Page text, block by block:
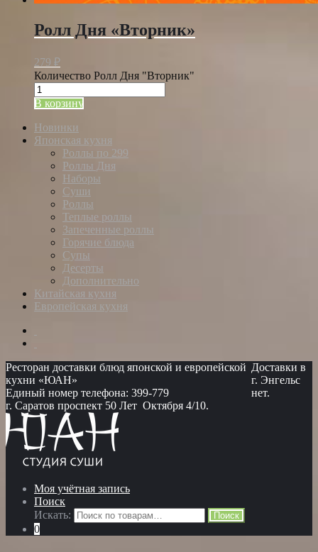
Ролл Дня «Вторник»
279 ₽
Количество Ролл Дня "Вторник"
В корзину
Новинки
Японская кухня
Роллы по 299
Роллы Дня
Наборы
Суши
Роллы
Теплые роллы
Запеченные роллы
Горячие блюда
Супы
Десерты
Дополнительно
Китайская кухня
Европейская кухня
Ресторан доставки блюд японской и европейской
кухни «ЮАН»
Единый номер телефона: 399-779
г. Саратов проспект 50 Лет Октября 4/10.
Доставки в
г. Энгельс
нет.
Моя учётная запись
Поиск
Искать:
Поиск
0